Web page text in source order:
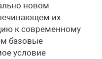
новом
их
к современному
базовые
условие